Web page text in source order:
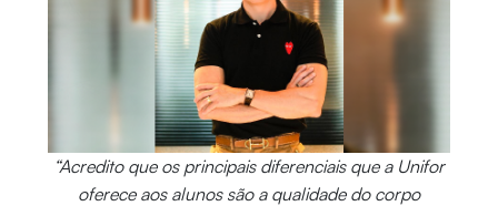
“Acredito que os principais diferenciais que a Unifor
oferece aos alunos são a qualidade do corpo